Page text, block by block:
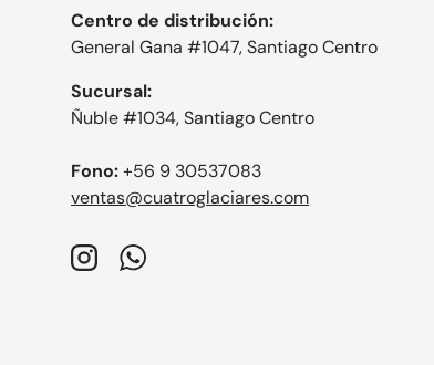
Centro de distribución:
General Gana #1047, Santiago Centro
Sucursal:
Ñuble #1034, Santiago Centro
Fono:+56 9 30537083
ventas@cuatroglaciares.com
InstagramWhatsApp